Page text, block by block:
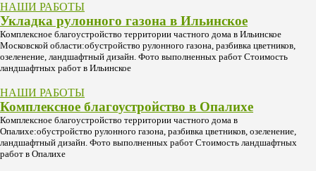
НАШИ РАБОТЫ
Укладка рулонного газона в Ильинское
Комплексное благоустройство территории частного дома в Ильинское
Московской области:обустройство рулонного газона, разбивка цветников,
озеленение, ландшафтный дизайн. Фото выполненных работ Стоимость
ландшафтных работ в Ильинское
НАШИ РАБОТЫ
Комплексное благоустройство в Опалихе
Комплексное благоустройство территории частного дома в
Опалихе:обустройство рулонного газона, разбивка цветников, озеленение,
ландшафтный дизайн. Фото выполненных работ Стоимость ландшафтных
работ в Опалихе